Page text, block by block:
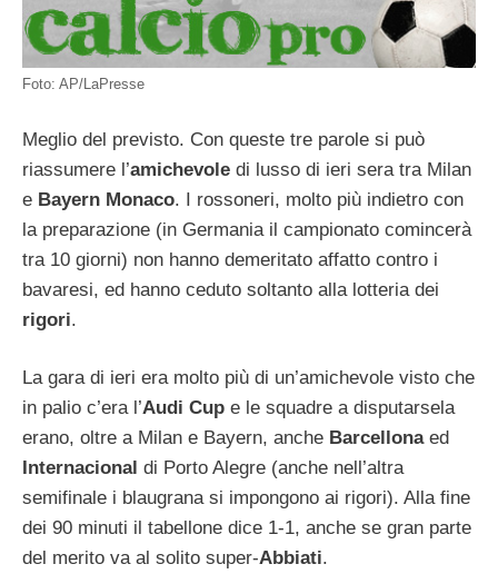
Foto: AP/LaPresse
Meglio del previsto. Con queste tre parole si può
riassumere l’amichevole di lusso di ieri sera tra Milan
e Bayern Monaco. I rossoneri, molto più indietro con
la preparazione (in Germania il campionato comincerà
tra 10 giorni) non hanno demeritato affatto contro i
bavaresi, ed hanno ceduto soltanto alla lotteria dei
rigori.
La gara di ieri era molto più di un’amichevole visto che
in palio c’era l’Audi Cup e le squadre a disputarsela
erano, oltre a Milan e Bayern, anche Barcellona ed
Internacional di Porto Alegre (anche nell’altra
semifinale i blaugrana si impongono ai rigori). Alla fine
dei 90 minuti il tabellone dice 1-1, anche se gran parte
del merito va al solito super-Abbiati.